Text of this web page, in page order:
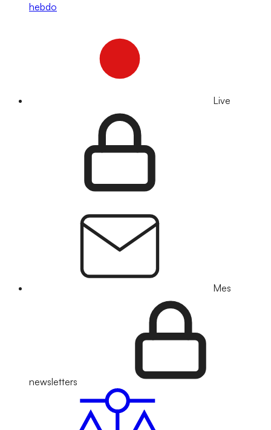
hebdo
Live
Mes
newsletters